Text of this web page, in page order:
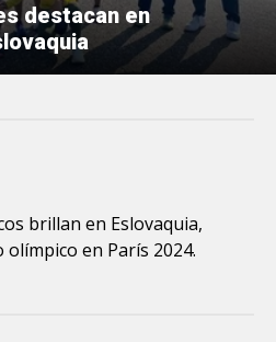
destacan en
brillan en Eslovaquia,
en París 2024.